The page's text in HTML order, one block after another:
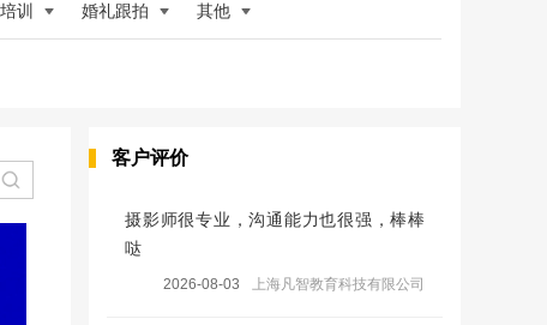
训 婚礼跟拍 其他
客户评价
摄影师很专业，沟通能力也很强，棒棒
哒
2026-08-03 上海凡智教育科技有限公司